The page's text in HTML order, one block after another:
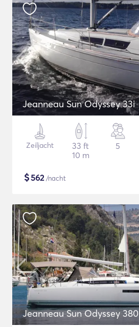
Jeanneau Sun Odyssey 33i
Zeiljacht
33 ft
10 m
5
$562/nacht
Jeanneau Sun Odyssey 380